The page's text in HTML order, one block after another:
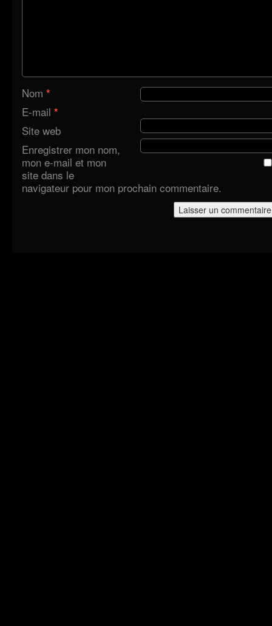
Nom *
E-mail *
Site web
Enregistrer mon nom,
mon e-mail et mon
site dans le
navigateur pour mon prochain commentaire.